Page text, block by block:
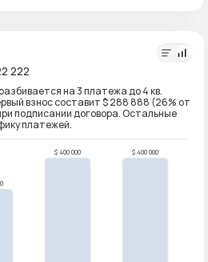
222
на 3 платежа до 4 кв.
взнос составит $ 288 888 (26% от
подписании договора. Остальные
платежей.